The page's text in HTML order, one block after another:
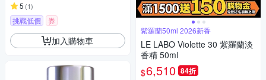
5 (1)
挑戰低價 券
加入購物車
紫羅蘭50ml 2026新香
LE LABO Violette 30 紫羅蘭淡
香精 50ml
$6,510 84折